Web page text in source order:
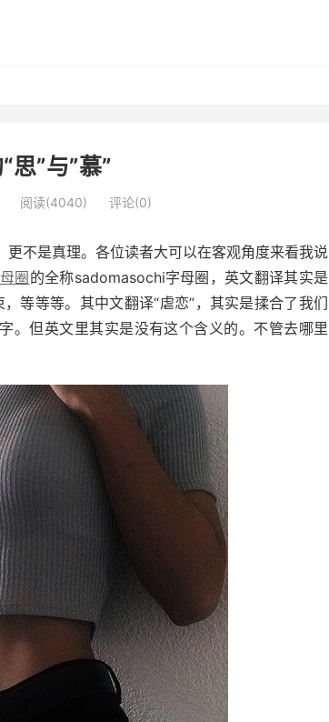
思”与”慕”
阅读(4040) 评论(0)
不是真理。各位读者大可以在客观角度来看我说
圈 的全称sadomasochi字母圈，英文翻译其实是
等等等。其中文翻译“虐恋”，其实是揉合了我们
。但英文里其实是没有这个含义的。不管去哪里